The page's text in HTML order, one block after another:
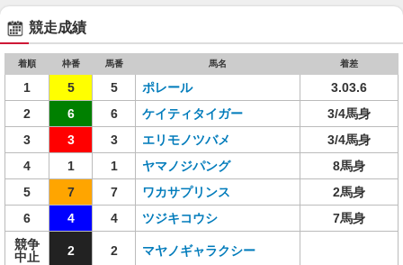
競走成績
着順 枠番 馬番 馬名 着差
1 5 5 ポレール
3.03.6
2
6 6 ケイティタイガー
3/4馬身
3
3 3 エリモノツバメ
3/4馬身
4
1 1 ヤマノジパング
8馬身
5
7 7 ワカサプリンス
2馬身
6
4 4 ツジキコウシ
7馬身
競争
中止
2 2 マヤノギャラクシー